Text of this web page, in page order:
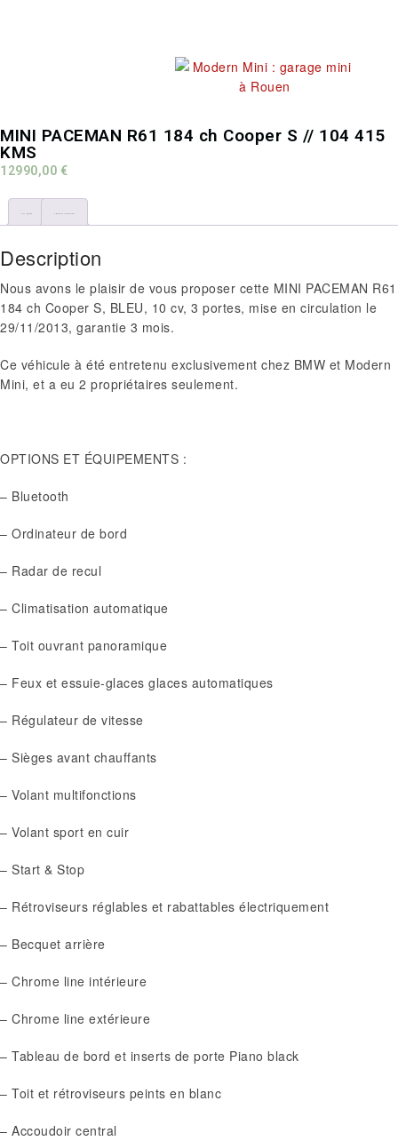
MINI PACEMAN R61 184 ch Cooper S // 104 415
KMS
12990,00 €
Description
Nous avons le plaisir de vous proposer cette MINI PACEMAN R61
184 ch Cooper S, BLEU, 10 cv, 3 portes, mise en circulation le
29/11/2013, garantie 3 mois.
Ce véhicule à été entretenu exclusivement chez BMW et Modern
Mini, et a eu 2 propriétaires seulement.
OPTIONS ET ÉQUIPEMENTS :
– Bluetooth
– Ordinateur de bord
– Radar de recul
– Climatisation automatique
– Toit ouvrant panoramique
– Feux et essuie-glaces glaces automatiques
– Régulateur de vitesse
– Sièges avant chauffants
– Volant multifonctions
– Volant sport en cuir
– Start & Stop
– Rétroviseurs réglables et rabattables électriquement
– Becquet arrière
– Chrome line intérieure
– Chrome line extérieure
– Tableau de bord et inserts de porte Piano black
– Toit et rétroviseurs peints en blanc
– Accoudoir central